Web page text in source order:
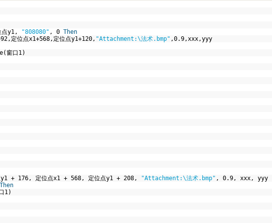
点y1, "808080" , 0 Then
位点x1+568,定位点y1+120, "Attachment:\法术.bmp" ,0.9,xxx,yyy
窗口1)
176, 定位点x1 + 568, 定位点y1 + 208,
"Attachment:\法术.bmp" , 0.9, xxx, yyy
Then
1)